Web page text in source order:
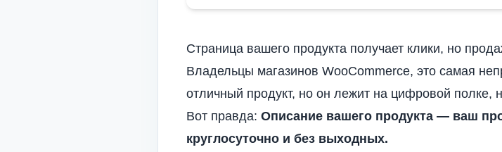
Страница вашего продукта получает клики, но
Владельцы магазинов WooCommerce, это самая
отличный продукт, но он лежит на цифровой
Вот правда: Описание вашего продукта — ваш
круглосуточно и без выходных.